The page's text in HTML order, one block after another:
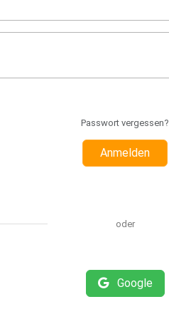
Passwort vergessen?
Anmelden
oder
Google